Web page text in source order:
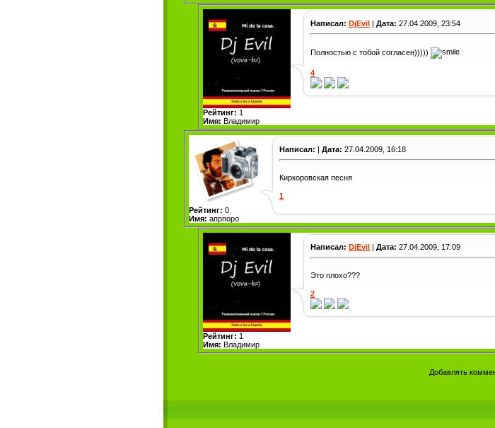
Рейтинг: 1
Имя: Владимир
Написал: DjEvil | Дата: 27.04.2009, 23:54
Полностью с тобой согласен)))))
4
Рейтинг: 0
Имя: апрпоро
Написал: | Дата: 27.04.2009, 16:18
Киркоровская песня
1
Рейтинг: 1
Имя: Владимир
Написал: DjEvil | Дата: 27.04.2009, 17:09
Это плохо???
2
Добавлять